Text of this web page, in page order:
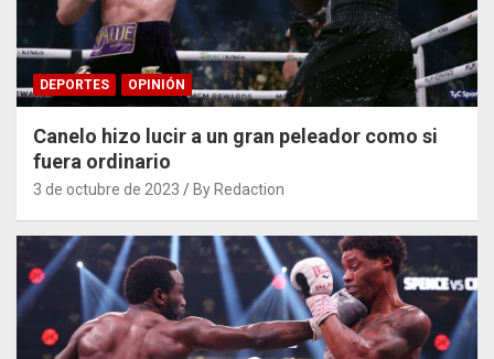
DEPORTES OPINIÓN
Canelo hizo lucir a un gran peleador como si
fuera ordinario
3 de octubre de 2023 By Redaction